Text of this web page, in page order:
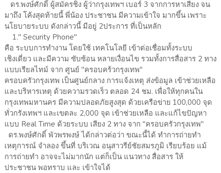
ดร.พงษ์ศักดิ์ ผู้สมัครชิง ผู้ว่ากรุงเทพฯ เบอร์ 3 จากการหาเสียง จน
มาถึง โค้งสุดท้ายนี้ พี่น้อง ประชาชน มีความเข้าใจ มากขึ้น เพราะ
นโยบายระบบ ดังกล่าวนี้ มีอยู่ 2ประการ ที่เป็นหลัก
1." Security Phone"
คือ ระบบการทำงาน โดยใช้ เทคโนโลยี เข้าต่อเชื่อมทั้งระบบ
เชิงเดี่ยว และมีความ ซับซ้อน หลายเงื่อนไข รวมทั้งการสื่อสาร 2 ทาง
แบบเรียลไทม์ จาก ศูนย์ "ครอบคร้วกรุงเทพ"
ครอบครัวกรุงเทพ เป็นศูนย์กลาง การแจ้งเหตุ ส่งข้อมูล เข้าช่วยเหลือ
และบริหารเหตุ ด้วยความรวดเร็ว ตลอด 24 ชม. เพื่อให้ทุกคนใน
กรุงเทพมหานคร มีความปลอดภัยสูงสุด ด้วยเครือข่าย 100,000 จุด
ทั่วกรังเทพฯ และเขตละ 2,000 จุด เข้าช่วยเหลือ และแก้ไขปัญหา
แบบ Real Time ด้วยระบบ เสียง 2 ทาง จาก "ครอบครัวกรุงเทพ"
ดร.พงษ์ศักดิ์ พัวพรพงษ์ ได้กล่าวต่อว่า ขณะนี้ได้ ทำการถ่ายทำ
เหตุการณ์ จำลอง ขึ้นที่ บริเวณ อนุสาวรีย์ชัยสมรภูมิ เรียบร้อย แม้
การถ่ายทำ อาจจะไม่มากนัก แต่ก็เป็น แนวทาง สื่อสาร ให้
ประชาชน พอทราบ และ เข้าใจได้